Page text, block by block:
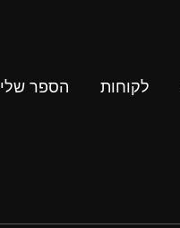
לקוחות הספר שלי